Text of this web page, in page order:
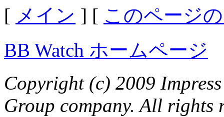
[ メイン ] [ このページ
BB Watch ホームページ
Copyright (c) 2009
Group company. All rights